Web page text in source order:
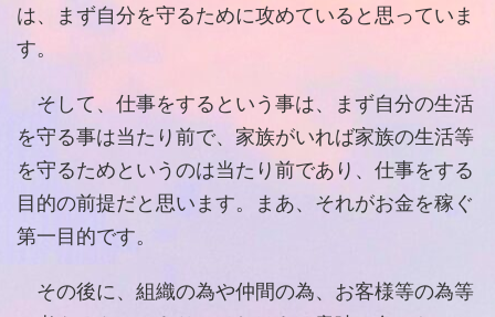
は、まず自分を守るために攻めていると思っていま
す。
そして、仕事をするという事は、まず自分の生活
を守る事は当たり前で、家族がいれば家族の生活等
を守るためというのは当たり前であり、仕事をする
目的の前提だと思います。まあ、それがお金を稼ぐ
第一目的です。
その後に、組織の為や仲間の為、お客様等の為等